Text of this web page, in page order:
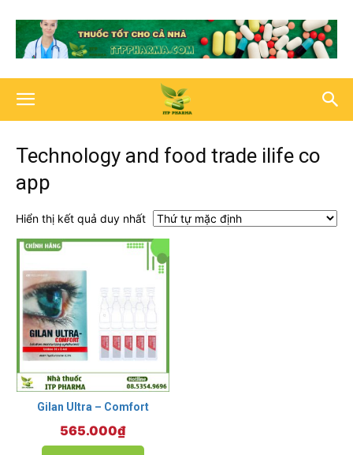
Technology and food trade ilife co
app
Hiển thị kết quả duy nhất
Gilan Ultra – Comfort
565.000₫